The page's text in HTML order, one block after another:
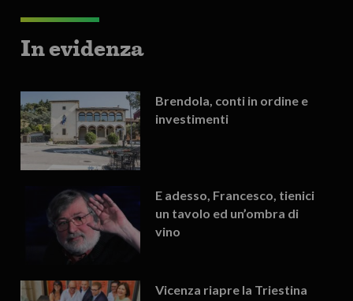
In evidenza
Brendola, conti in ordine e
investimenti
E adesso, Francesco, tienici
un tavolo ed un’ombra di
vino
Vicenza riapre la Triestina